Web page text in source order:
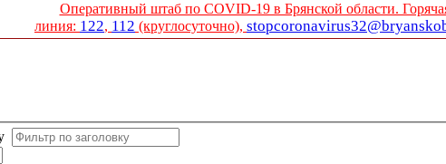
Оперативный штаб по COVID-19 в Брянской области.
линия: 122, 112 (круглосуточно),